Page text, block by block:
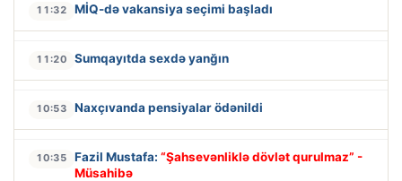
11:32 MİQ-də vakansiya seçimi başladı
11:20 Sumqayıtda sexdə yanğın
10:53 Naxçıvanda pensiyalar ödənildi
10:35 Fazil Mustafa: “Şahsevənliklə dövlət qurulmaz” -
Müsahibə